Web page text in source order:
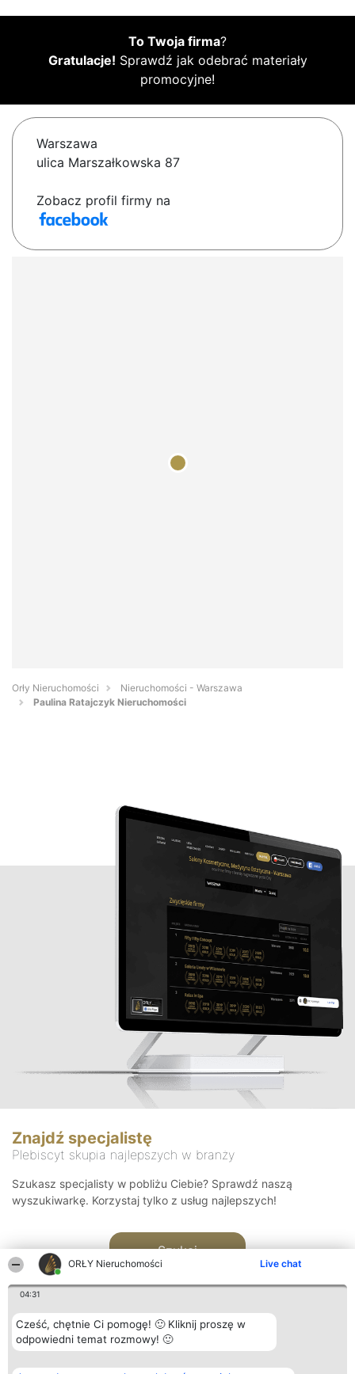
ORŁY Nieruchomości Live chat
04:31
Cześć, chętnie Ci pomogę! 🙂 Kliknij proszę w
odpowiedni temat rozmowy! 🙂
To Twoja firma?
Gratulacje! Sprawdź jak odebrać materiały
promocyjne!
Warszawa
ulica Marszałkowska 87
Zobacz profil firmy na
Orły Nieruchomości
Nieruchomości - Warszawa
Paulina Ratajczyk Nieruchomości
Znajdź specjalistę
Plebiscyt skupia najlepszych w branży
Szukasz specjalisty w pobliżu Ciebie? Sprawdź naszą
wyszukiwarkę. Korzystaj tylko z usług najlepszych!
Szukaj
Organizator plebiscytu Plebiscyt Kontakt